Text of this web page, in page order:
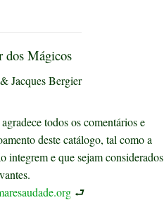
dos Mágicos
Jacques Bergier
agradece todos os comentários e
deste catálogo, tal como a
integrem e que sejam considerados
⮐